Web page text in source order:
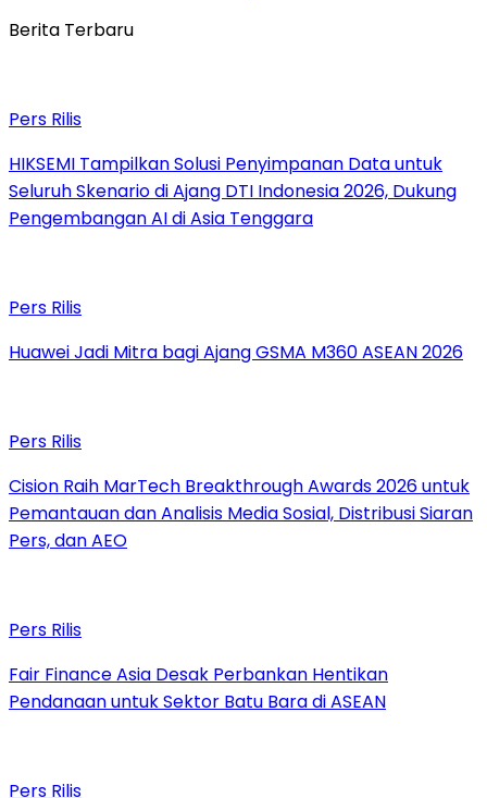
Berita Terbaru
Pers Rilis
HIKSEMI Tampilkan Solusi Penyimpanan Data untuk
Seluruh Skenario di Ajang DTI Indonesia 2026, Dukung
Pengembangan AI di Asia Tenggara
Pers Rilis
Huawei Jadi Mitra bagi Ajang GSMA M360 ASEAN 2026
Pers Rilis
Cision Raih MarTech Breakthrough Awards 2026 untuk
Pemantauan dan Analisis Media Sosial, Distribusi Siaran
Pers, dan AEO
Pers Rilis
Fair Finance Asia Desak Perbankan Hentikan
Pendanaan untuk Sektor Batu Bara di ASEAN
Pers Rilis